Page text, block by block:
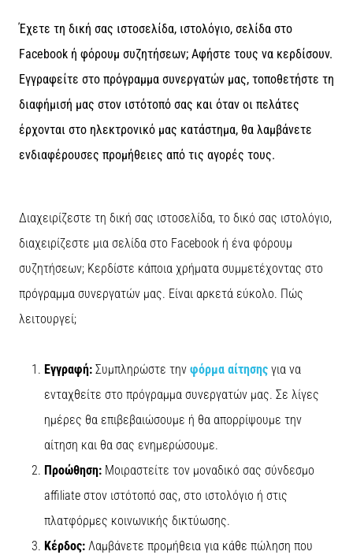
διάρκεια
και
το
τρέξιμο
Ο
πόνος
επηρεάσει
κάθε
δρομέα
τουλάχιστον
φορά
στη
είτε
πρόκειται
ερασιτέχνη
26 λεπτά ανάγνωσης
Έχετε τη δική σας ιστοσελίδα, ιστολόγιο, σελίδα στο
Facebook ή φόρουμ συζητήσεων; Αφήστε τους να κερδίσουν.
Εγγραφείτε στο πρόγραμμα συνεργατών μας, τοποθετήστε τη
διαφήμισή μας στον ιστότοπό σας και όταν οι πελάτες
έρχονται στο ηλεκτρονικό μας κατάστημα, θα λαμβάνετε
ενδιαφέρουσες προμήθειες από τις αγορές τους.
Διαχειρίζεστε τη δική σας ιστοσελίδα, το δικό σας ιστολόγιο,
διαχειρίζεστε μια σελίδα στο Facebook ή ένα φόρουμ
συζητήσεων; Κερδίστε κάποια χρήματα συμμετέχοντας στο
πρόγραμμα συνεργατών μας. Είναι αρκετά εύκολο. Πώς
λειτουργεί;
Εγγραφή: Συμπληρώστε την φόρμα αίτησης για να
ενταχθείτε στο πρόγραμμα συνεργατών μας. Σε λίγες
ημέρες θα επιβεβαιώσουμε ή θα απορρίψουμε την
αίτηση και θα σας ενημερώσουμε.
Προώθηση: Μοιραστείτε τον μοναδικό σας σύνδεσμο
affiliate στον ιστότοπό σας, στο ιστολόγιο ή στις
πλατφόρμες κοινωνικής δικτύωσης.
Κέρδος: Λαμβάνετε προμήθεια για κάθε πώληση που